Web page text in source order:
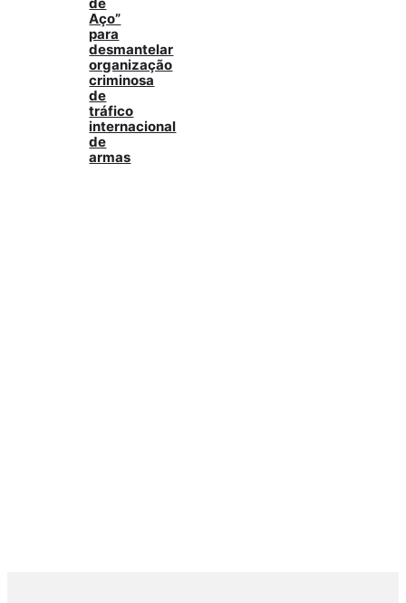
de
Aço”
para
desmantelar
organização
criminosa
de
tráfico
internacional
de
armas